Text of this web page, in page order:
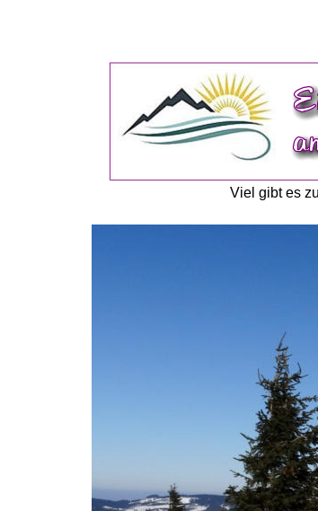
Viel gibt es